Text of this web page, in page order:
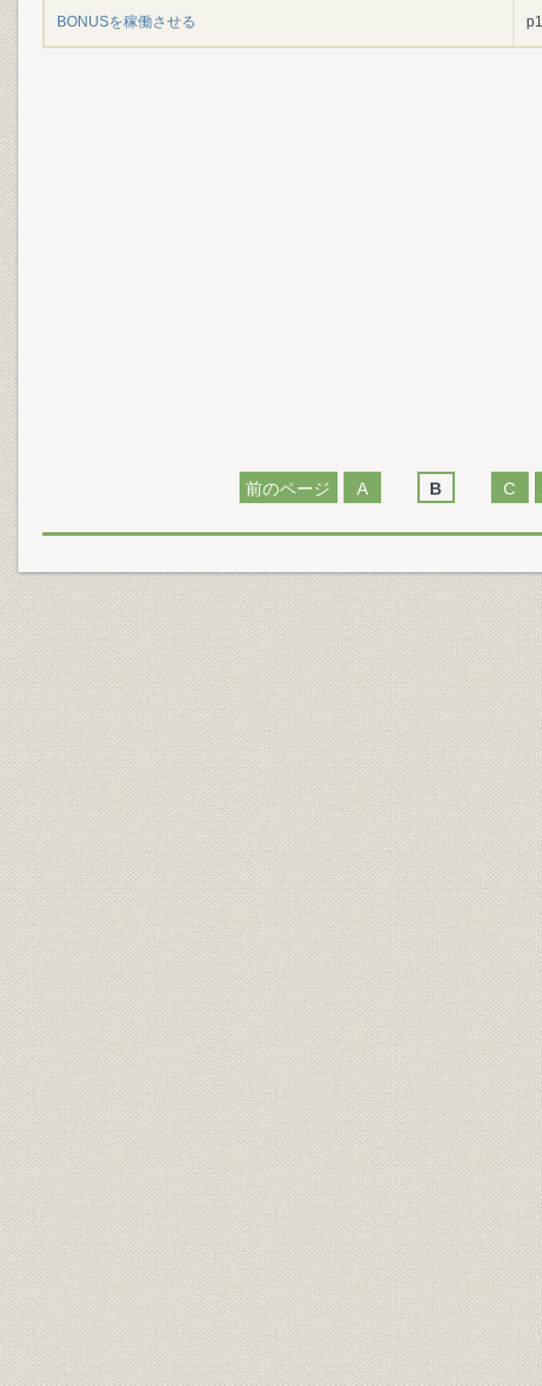
BONUSを稼働させる
前のページ A B C